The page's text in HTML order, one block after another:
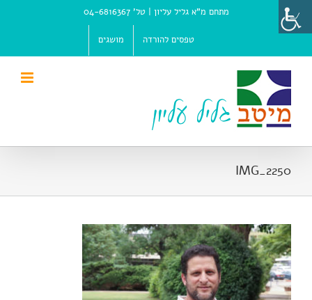
content
מתחם מ"א גליל עליון |טל' 04-6816367
טפסים להורדה מושגים
IMG_2250